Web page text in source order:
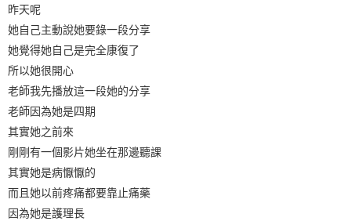
昨天呢
她自己主動說她要錄一段分享
她覺得她自己是完全康復了
所以她很開心
老師我先播放這一段她的分享
老師因為她是四期
其實她之前來
剛剛有一個影片她坐在那邊聽課
其實她是病懨懨的
而且她以前疼痛都要靠止痛藥
因為她是護理長